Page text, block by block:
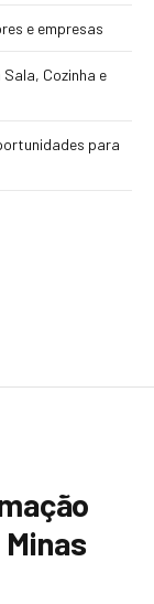
e empresas
Cozinha e
para